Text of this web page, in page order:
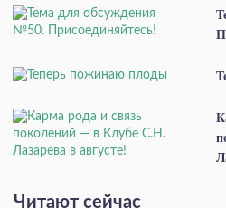
Читают сейчас